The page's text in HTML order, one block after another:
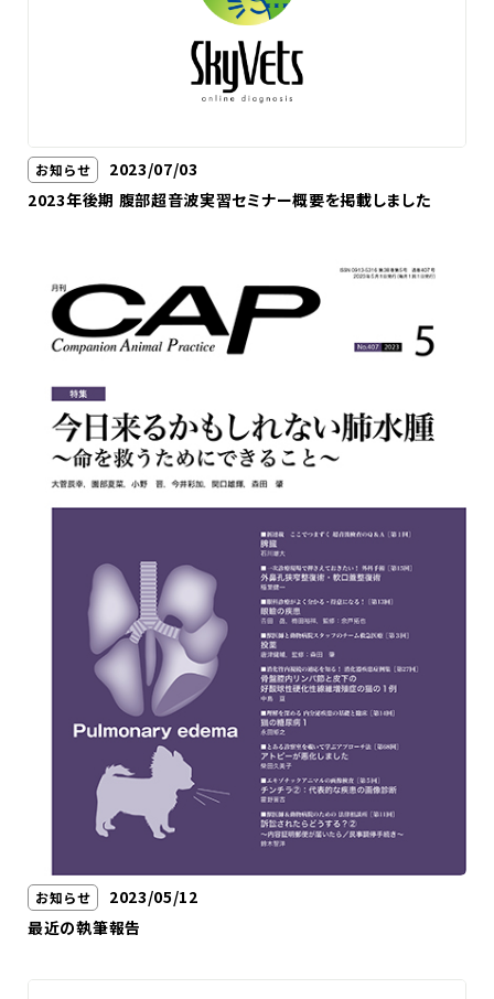
お知らせ
2023/07/03
2023年後期 腹部超音波実習セミナー概要を掲載しました
お知らせ
2023/05/12
最近の執筆報告